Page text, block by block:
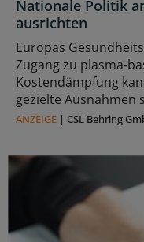
Nationale Politik
ausrichten
Europas
Zugang zu
Kostendämpfung
gezielte Ausnahmen
ANZEIGE | CSL Behring